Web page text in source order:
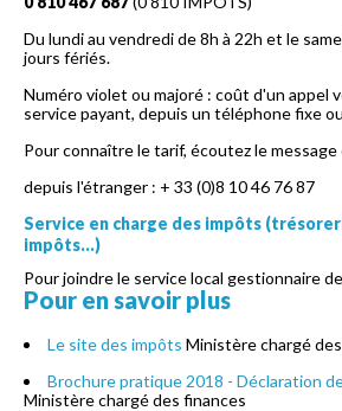
Du lundi au vendredi de 8h à 22h et le
jours fériés.
Numéro violet ou majoré : coût d'un appel
service payant, depuis un téléphone fixe
Pour connaître le tarif, écoutez le
depuis l'étranger : + 33 (0)8 10 46 76 87
Service en charge des impôts
impôts...)
Pour joindre le service local gestionnaire
Pour en savoir plus
Le site des impôts Ministère chargé
Brochure pratique 2018 - Déclaration
Ministère chargé des finances